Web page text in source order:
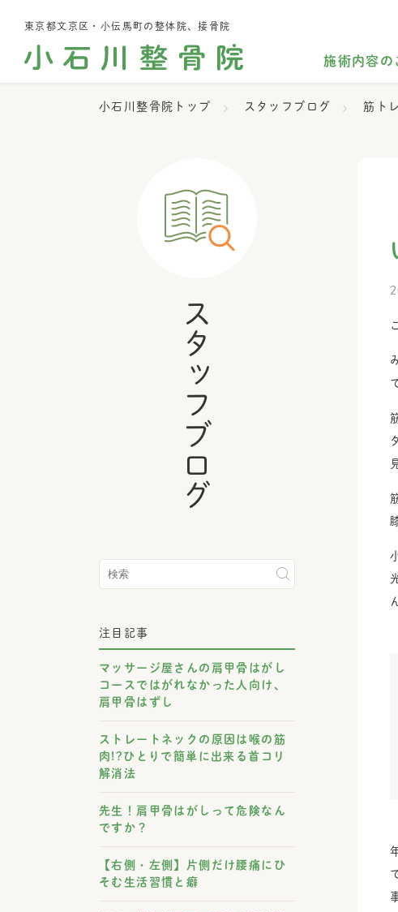
東京都文京区・小伝馬町の整体院、接骨院
施術内容の
小石川整骨院トップ スタッフブログ 筋トレ
スタッフブログ
注目記事
マッサージ屋さんの肩甲骨はがし
コースではがれなかった人向け、
肩甲骨はずし
ストレートネックの原因は喉の筋
肉!?ひとりで簡単に出来る首コリ
解消法
先生！肩甲骨はがしって危険なん
ですか？
【右側・左側】片側だけ腰痛にひ
そむ生活習慣と癖